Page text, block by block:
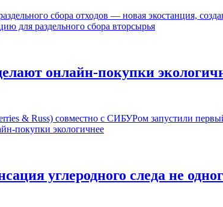
сбора отходов — новая экостанция,
для раздельного сбора вторсырья
онлайн-покупки
& Russ) совместно с СИБУРом запустили
покупки экологичнее
углеродного следа не